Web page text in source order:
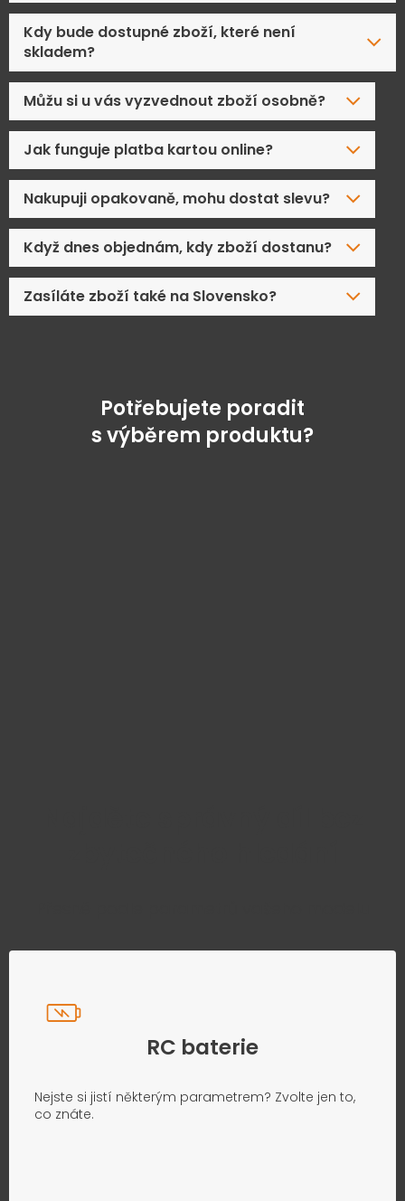
Kdy bude dostupné zboží, které není
skladem?
Můžu si u vás vyzvednout zboží osobně?
Jak funguje platba kartou online?
Nakupuji opakovaně, mohu dostat slevu?
Když dnes objednám, kdy zboží dostanu?
Zasíláte zboží také na Slovensko?
Potřebujete poradit
s výběrem produktu?
RC baterie
Nejste si jistí některým parametrem? Zvolte jen to,
co znáte.